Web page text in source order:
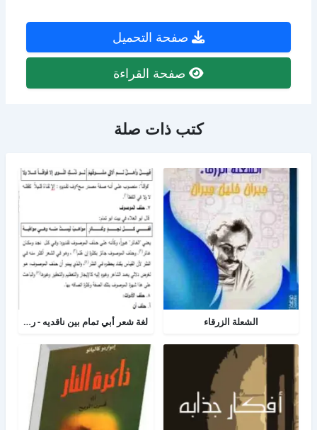
صفحة التحميل
صفحة القراءة
كتب ذات صلة
الشعلة الزرقاء لغة شعر أبي تمام بين ناقديه - رسالة لغه عربية